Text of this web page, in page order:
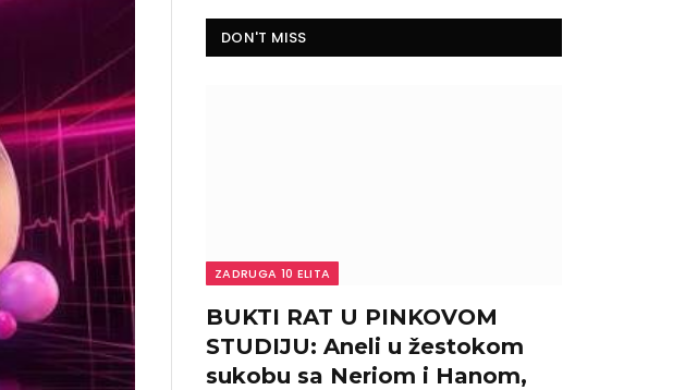
DON'T MISS
ZADRUGA 10 ELITA
BUKTI RAT U PINKOVOM
STUDIJU: Aneli u žestokom
sukobu sa Neriom i Hanom,